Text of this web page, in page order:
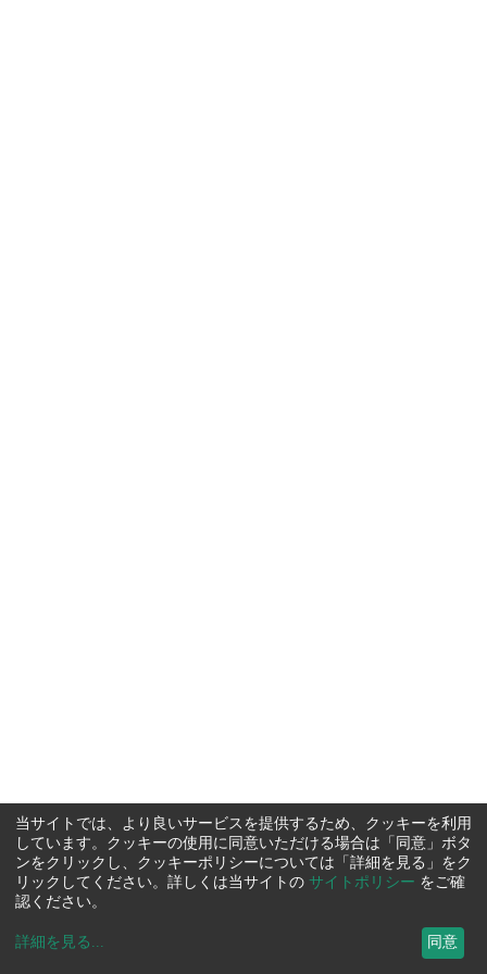
当サイトでは、より良いサービスを提供するため、クッキーを利用
しています。クッキーの使用に同意いただける場合は「同意」ボタ
ンをクリックし、クッキーポリシーについては「詳細を見る」をク
リックしてください。詳しくは当サイトの サイトポリシー をご確
認ください。
詳細を見る ... 同意